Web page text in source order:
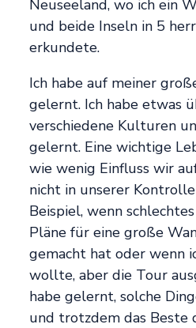
Neuseeland, wo ich ein
und beide Inseln in 5
erkundete.
Ich habe auf meiner
gelernt. Ich habe etwas
verschiedene Kulturen
gelernt. Eine wichtige
wie wenig Einfluss wir
nicht in unserer
Beispiel, wenn
Pläne für eine große
gemacht hat oder wenn
wollte, aber die Tour
habe gelernt, solche
und trotzdem das Beste